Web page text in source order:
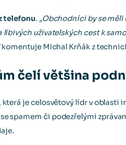
telefonu. „Obchodníci by se
uživatelských cest k
komentuje Michal Krňák z
čelí většina
je celosvětový lídr v oblasti
spamem či podezřelými